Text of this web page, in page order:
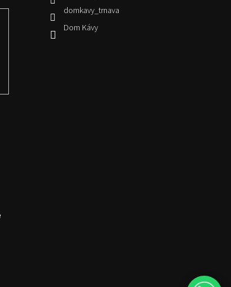
domkavy_trnava
Dom Kávy